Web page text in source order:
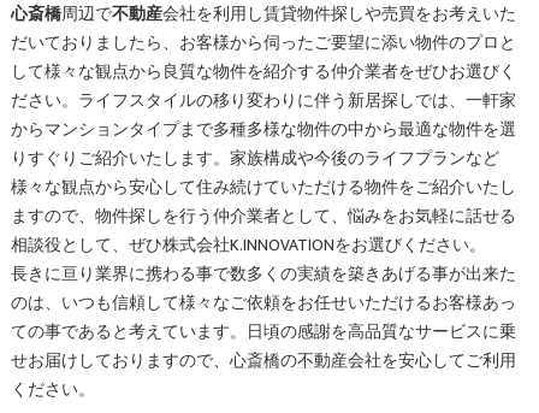
心斎橋周辺で不動産会社を利用し賃貸物件探しや売買をお考えいた
だいておりましたら、お客様から伺ったご要望に添い物件のプロと
して様々な観点から良質な物件を紹介する仲介業者をぜひお選びく
ださい。ライフスタイルの移り変わりに伴う新居探しでは、一軒家
からマンションタイプまで多種多様な物件の中から最適な物件を選
りすぐりご紹介いたします。家族構成や今後のライフプランなど
様々な観点から安心して住み続けていただける物件をご紹介いたし
ますので、物件探しを行う仲介業者として、悩みをお気軽に話せる
相談役として、ぜひ株式会社K.INNOVATIONをお選びください。
長きに亘り業界に携わる事で数多くの実績を築きあげる事が出来た
のは、いつも信頼して様々なご依頼をお任せいただけるお客様あっ
ての事であると考えています。日頃の感謝を高品質なサービスに乗
せお届けしておりますので、 心斎橋の不動産会社を安心してご利用
ください。